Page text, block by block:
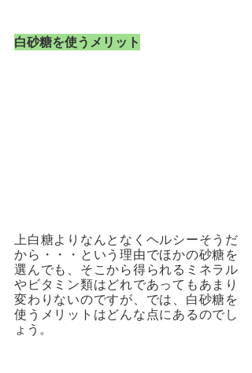
白砂糖を使うメリット
上白糖よりなんとなくヘルシーそうだ
から・・・という理由でほかの砂糖を
選んでも、そこから得られるミネラル
やビタミン類はどれであってもあまり
変わりないのですが、では、白砂糖を
使うメリットはどんな点にあるのでし
ょう。